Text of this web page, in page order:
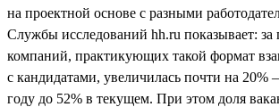
на проектной основе с разными
Службы исследований hh.ru показывает: за
компаний, практикующих такой формат
с кандидатами, увеличилась почти на 20%
году до 52% в текущем. При этом доля